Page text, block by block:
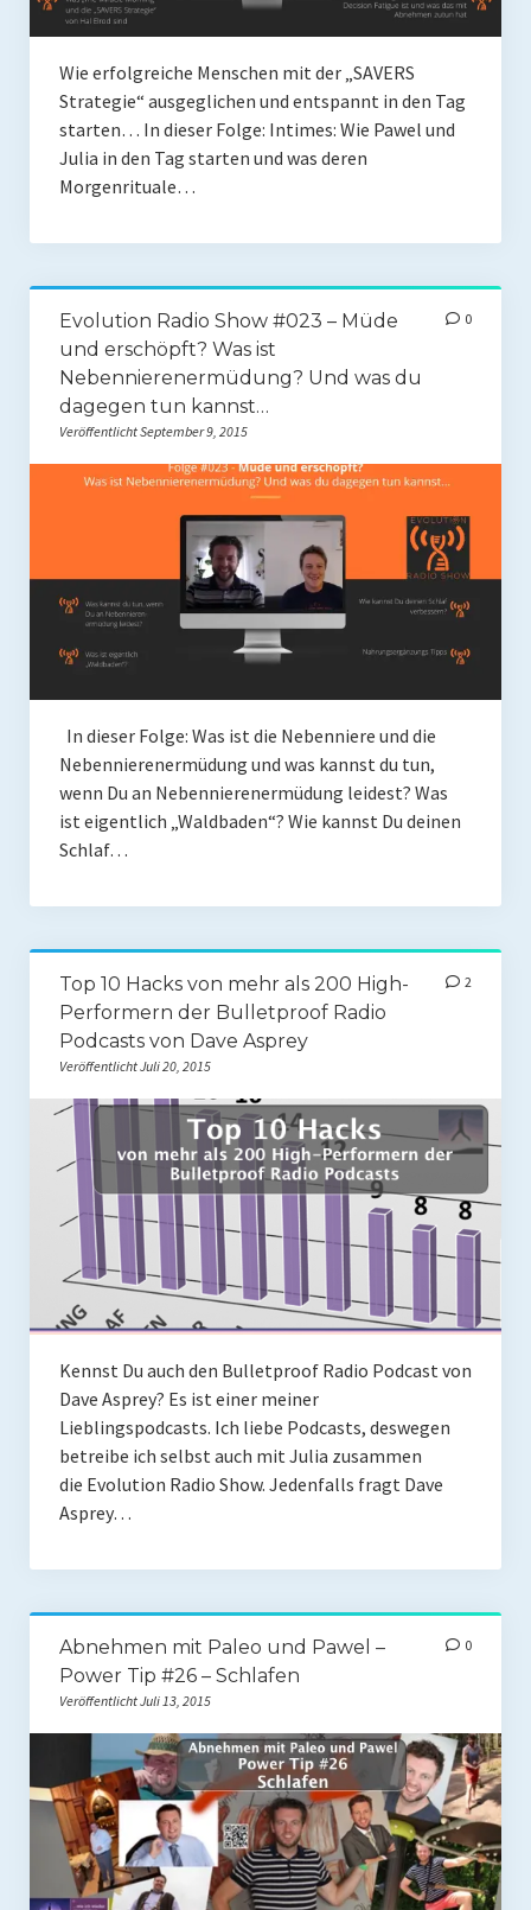
Wie erfolgreiche Menschen mit der „SAVERS
Strategie“ ausgeglichen und entspannt in den Tag
starten… In dieser Folge: Intimes: Wie Pawel und
Julia in den Tag starten und was deren
Morgenrituale…
Evolution Radio Show #023 – Müde
und erschöpft? Was ist
Nebennierenermüdung? Und was du
dagegen tun kannst…
Veröffentlicht September 9, 2015
0
In dieser Folge: Was ist die Nebenniere und die
Nebennierenermüdung und was kannst du tun,
wenn Du an Nebennierenermüdung leidest? Was
ist eigentlich „Waldbaden“? Wie kannst Du deinen
Schlaf…
Top 10 Hacks von mehr als 200 High-
Performern der Bulletproof Radio
Podcasts von Dave Asprey
Veröffentlicht Juli 20, 2015
2
Kennst Du auch den Bulletproof Radio Podcast von
Dave Asprey? Es ist einer meiner
Lieblingspodcasts. Ich liebe Podcasts, deswegen
betreibe ich selbst auch mit Julia zusammen
die Evolution Radio Show. Jedenfalls fragt Dave
Asprey…
Abnehmen mit Paleo und Pawel –
Power Tip #26 – Schlafen
Veröffentlicht Juli 13, 2015
0